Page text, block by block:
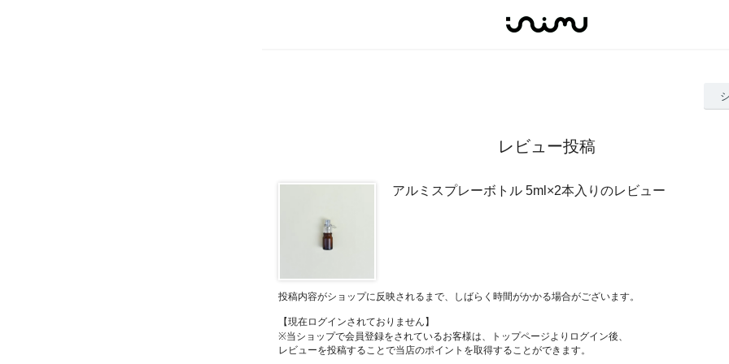
レビュー投稿
アルミスプレーボトル 5ml×2本入りのレビュー
投稿内容がショップに反映されるまで、しばらく時間がかかる場合がございます。
【現在ログインされておりません】
※当ショップで会員登録をされているお客様は、トップページよりログイン後、
レビューを投稿することで当店のポイントを取得することができます。